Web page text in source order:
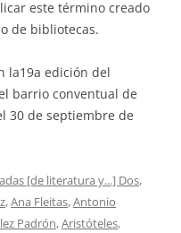
este término creado
de bibliotecas.
la19a edición del
barrio conventual de
30 de septiembre de
[de literatura y...] Dos,
,Ana Fleitas,Antonio
Padrón,Aristóteles,